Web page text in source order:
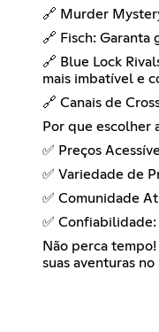
🔗 Murder
🔗 Fisch: Garanta
🔗 Blue Lock
mais imbatível e
🔗 Canais de
Por que escolher
✅ Preços
✅ Variedade de
✅ Comunidade
✅ Confiabilidade:
Não perca
suas aventuras